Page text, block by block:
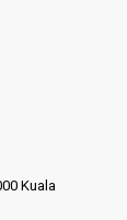
Kuala